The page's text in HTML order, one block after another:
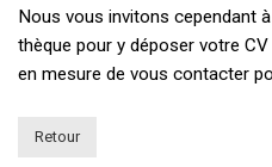
Nous vous invitons cependant
thèque pour y déposer votre
en mesure de vous contacter
Retour